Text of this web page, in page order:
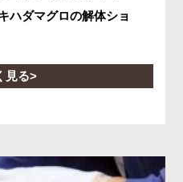
ハダマグロの解体ショ
見る